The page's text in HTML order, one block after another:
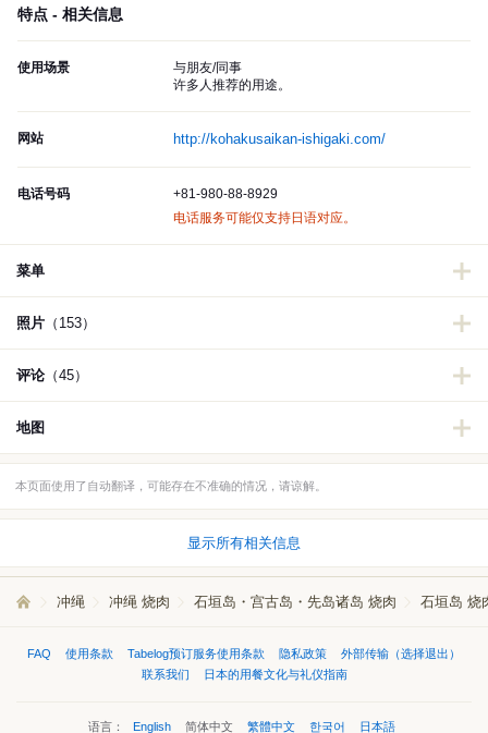
特点 - 相关信息
使用场景
与朋友/同事
许多人推荐的用途。
网站 http://kohakusaikan-ishigaki.com/
电话号码
+81-980-88-8929
电话服务可能仅支持日语对应。
菜单
照片 （153）
评论（45）
地图
本页面使用了自动翻译，可能存在不准确的情况，请谅解。
显示所有相关信息
冲绳 冲绳 烧肉 石垣岛・宫古岛・先岛诸岛 烧肉 石垣岛 烧
FAQ 使用条款 Tabelog预订服务使用条款 隐私政策
外部传输（选择退出）
联系我们
日本的用餐文化与礼仪指南
语言： English 简体中文 繁體中文 한국어 日本語